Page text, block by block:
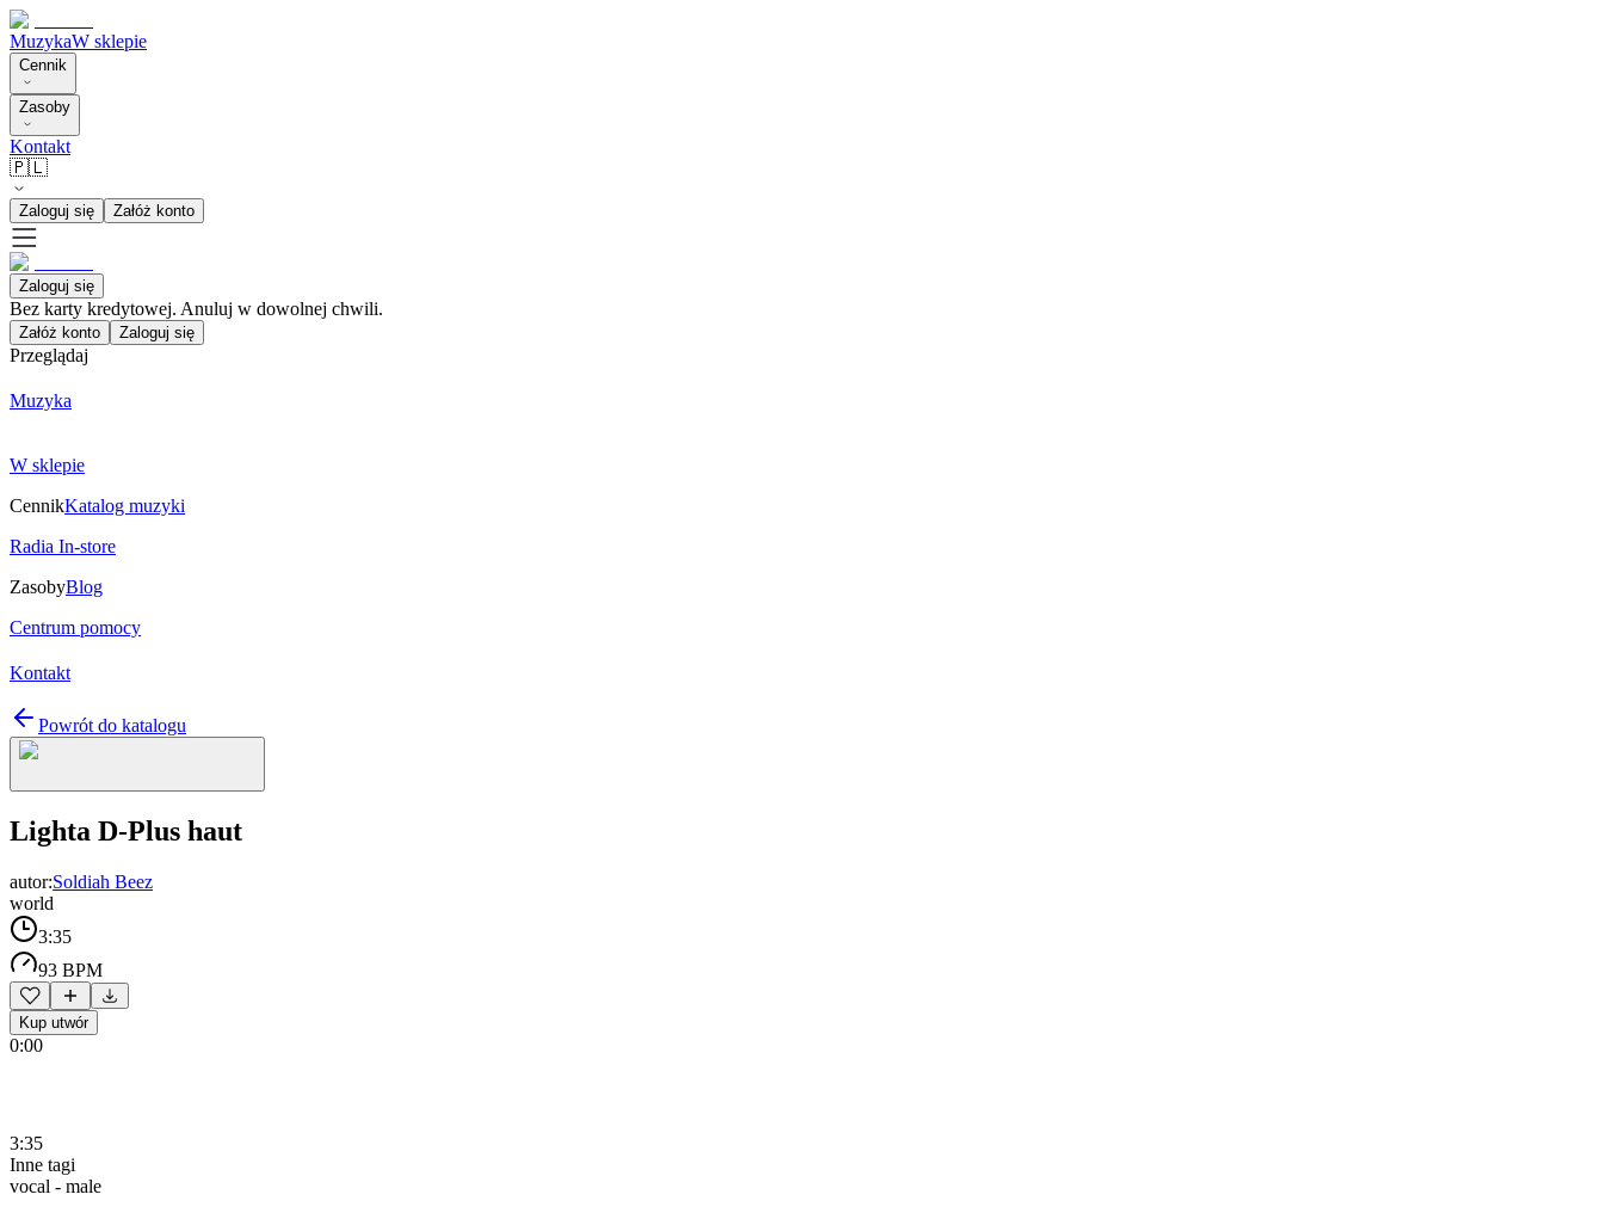
MuzykaW sklepie
Cennik
Zasoby
Kontakt
🇵🇱
Zaloguj się Załóż konto
Zaloguj się
Bez karty kredytowej. Anuluj w dowolnej chwili.
Załóż konto Zaloguj się
Przeglądaj
Muzyka
W sklepie
CennikKatalog muzyki
Radia In-store
ZasobyBlog
Centrum pomocy
Kontakt
Powrót do katalogu
Lighta D-Plus haut
autor:Soldiah Beez
world
3:35
93 BPM
Kup utwór
0:00
3:35
Inne tagi
vocal - male